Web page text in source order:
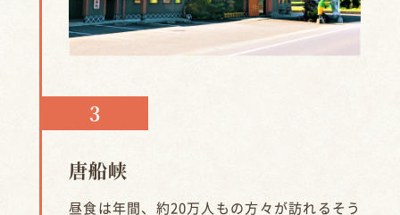
唐船峡
昼食は年間、約20万人もの方々が訪れるそう